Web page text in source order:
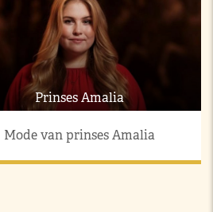
Prinses Amalia
Mode van prinses Amalia